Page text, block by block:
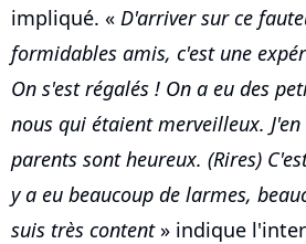
impliqué. « D'arriver sur ce
formidables amis, c'est une
On s'est régalés ! On a eu des
nous qui étaient merveilleux.
parents sont heureux. (Rires)
y a eu beaucoup de larmes,
suis très content» indique